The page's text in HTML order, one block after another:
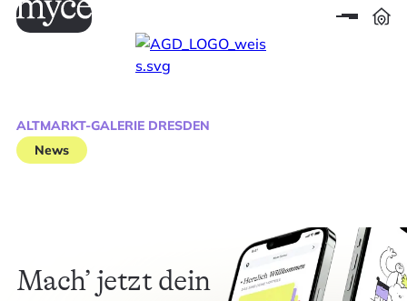
ALTMARKT-GALERIE DRESDEN
News
Mach’ jetzt dein